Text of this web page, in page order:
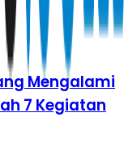
Mengalami
7 Kegiatan